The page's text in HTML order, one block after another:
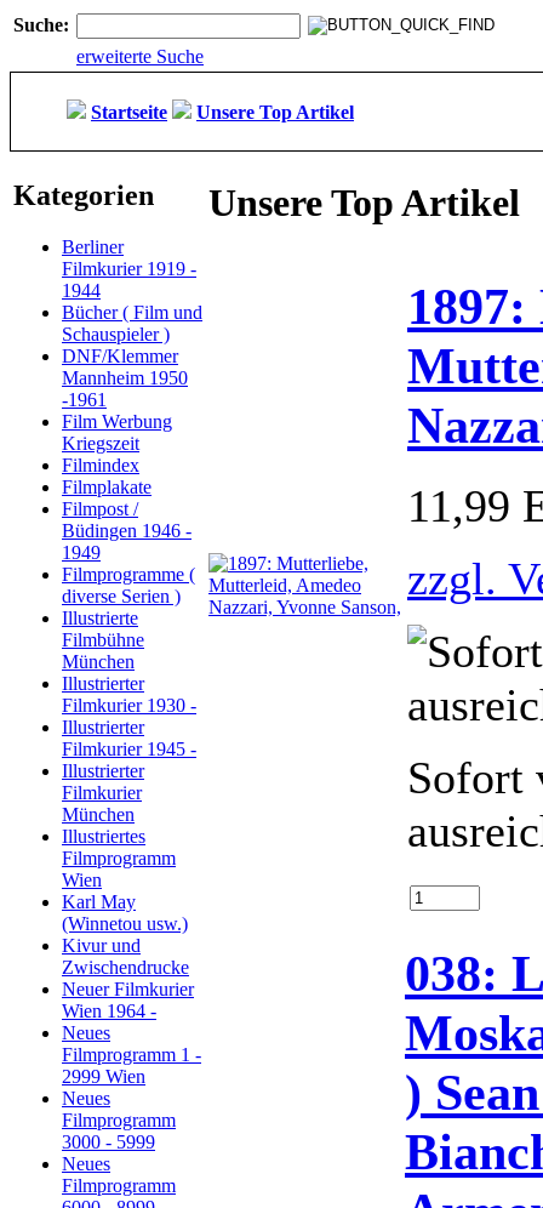
Suche:
erweiterte Suche
Startseite Unsere Top Artikel
Kategorien
Berliner
Filmkurier 1919 -
1944
Bücher ( Film und
Schauspieler )
DNF/Klemmer
Mannheim 1950
-1961
Film Werbung
Kriegszeit
Filmindex
Filmplakate
Filmpost /
Büdingen 1946 -
1949
Filmprogramme (
diverse Serien )
Illustrierte
Filmbühne
München
Illustrierter
Filmkurier 1930 -
Illustrierter
Filmkurier 1945 -
Illustrierter
Filmkurier
München
Illustriertes
Filmprogramm
Wien
Karl May
(Winnetou usw.)
Kivur und
Zwischendrucke
Neuer Filmkurier
Wien 1964 -
Neues
Filmprogramm 1 -
2999 Wien
Neues
Filmprogramm
3000 - 5999
Neues
Filmprogramm
Unsere Top Artikel
11,99
zzgl.
Sofort
038:
)